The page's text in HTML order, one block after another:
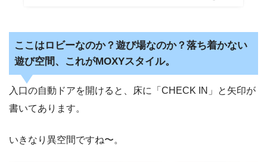
ここはロビーなのか？遊び場なのか？落ち着かない
遊び空間、これがMOXYスタイル。
入口の自動ドアを開けると、床に「CHECK IN」と矢印が
書いてあります。
いきなり異空間ですね〜。